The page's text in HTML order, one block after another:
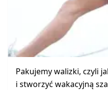
Pakujemy walizki, czyli
i stworzyć wakacyjną